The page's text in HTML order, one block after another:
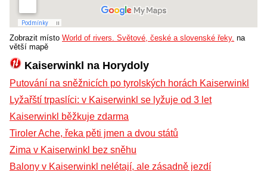
Zobrazit místo World of rivers. Světové, české a slovenské řeky. na
větší mapě
Kaiserwinkl na Horydoly
Putování na sněžnicích po tyrolských horách Kaiserwinkl
Lyžařští trpaslíci: v Kaiserwinkl se lyžuje od 3 let
Kaiserwinkl běžkuje zdarma
Tiroler Ache, řeka pěti jmen a dvou států
Zima v Kaiserwinkl bez sněhu
Balony v Kaiserwinkl nelétají, ale zásadně jezdí